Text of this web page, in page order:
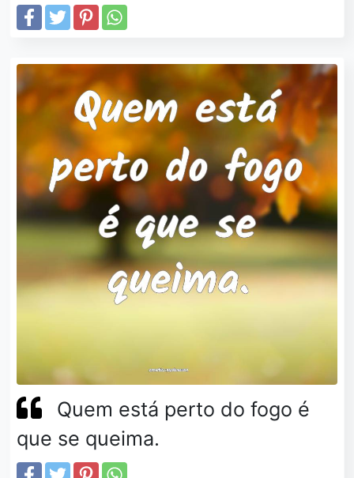
Quem está perto do fogo é
que se queima.